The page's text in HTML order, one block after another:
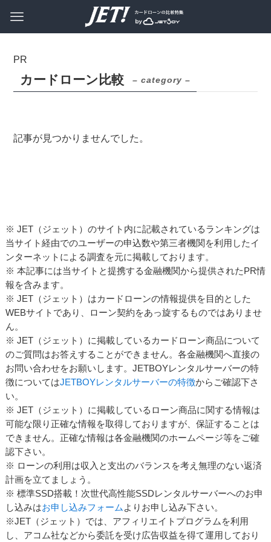
カードローン比較 – category –
記事が見つかりませんでした。
※ JET（ジェット）のサイト内に記載されているランキングは
当サイト経由でのユーザーの申込数や第三者機関を利用したイ
ンターネットによる調査を元に掲載しております。
※ 本記事には当サイトと提携する金融機関から提供されたPR情
報を含みます。
※ JET（ジェット）はカードローンの情報提供を目的とした
WEBサイトであり、ローン契約をあっ旋するものではありませ
ん。
※ JET（ジェット）に掲載しているカードローン商品について
のご質問はお答えすることができません。各金融機関へ直接の
お問い合わせをお願いします。JETBOYレンタルサーバーの特
徴についてはJETBOYレンタルサーバーの特徴からご確認下さ
い。
※ JET（ジェット）に掲載しているローン商品に関する情報は
可能な限り正確な情報を取得しておりますが、保証することは
できません。正確な情報は各金融機関のホームページ等をご確
認下さい。
※ ローンの利用は収入と支出のバランスを考え無理のない返済
計画を立てましょう。
※ 標準SSD搭載！次世代高性能SSDレンタルサーバーへのお申
し込みはお申し込みフォーム よりお申し込み下さい。
※JET（ジェット）では、アフィリエイトプログラムを利用
し、アコム社などから委託を受け広告収益を得て運用しており